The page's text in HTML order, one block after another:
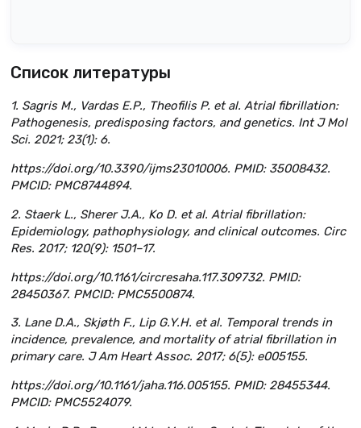
Список литературы
1. Sagris M., Vardas E.P., Theofilis P. et al. Atrial fibrillation:
Pathogenesis, predisposing factors, and genetics. Int J Mol
Sci. 2021; 23(1): 6.
https://doi.org/10.3390/ijms23010006. PMID: 35008432.
PMCID: PMC8744894.
2. Staerk L., Sherer J.A., Ko D. et al. Atrial fibrillation:
Epidemiology, pathophysiology, and clinical outcomes. Circ
Res. 2017; 120(9): 1501–17.
https://doi.org/10.1161/circresaha.117.309732. PMID:
28450367. PMCID: PMC5500874.
3. Lane D.A., Skjøth F., Lip G.Y.H. et al. Temporal trends in
incidence, prevalence, and mortality of atrial fibrillation in
primary care. J Am Heart Assoc. 2017; 6(5): e005155.
https://doi.org/10.1161/jaha.116.005155. PMID: 28455344.
PMCID: PMC5524079.